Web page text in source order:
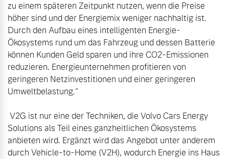
zu einem späteren Zeitpunkt nutzen, wenn die Preise
höher sind und der Energiemix weniger nachhaltig ist.
Durch den Aufbau eines intelligenten Energie-
Ökosystems rund um das Fahrzeug und dessen Batterie
können Kunden Geld sparen und ihre CO2-Emissionen
reduzieren. Energieunternehmen profitieren von
geringeren Netzinvestitionen und einer geringeren
Umweltbelastung.“
Solutions als Teil eines ganzheitlichen Ökosystems
anbieten wird. Ergänzt wird das Angebot unter anderem
durch Vehicle-to-Home (V2H), wodurch Energie ins Haus